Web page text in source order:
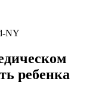
NY
ребенка